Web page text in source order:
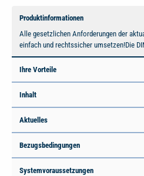
Produktinformationen
Alle gesetzlichen Anforderungen der
einfach und rechtssicher umsetzen!Die
Ihre Vorteile
Inhalt
Aktuelles
Bezugsbedingungen
Systemvoraussetzungen